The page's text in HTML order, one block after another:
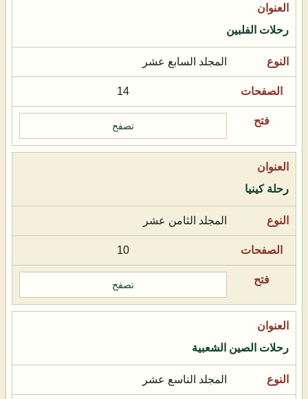
رحلات الفلبين
المجلد السابع عشر
14
تصفح
رحلة كينيا
المجلد الثامن عشر
10
تصفح
رحلات الصين الشعبية
المجلد التاسع عشر